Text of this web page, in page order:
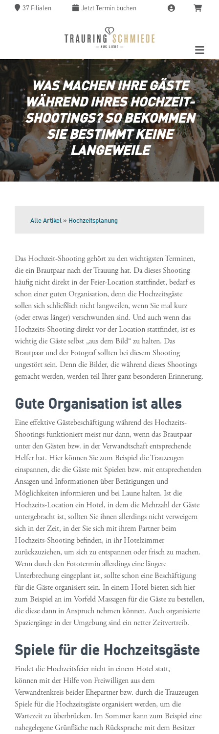
37 Filialen JetztTermin buchen
WAS MACHEN IHRE GÄSTE
WÄHREND IHRES HOCHZEIT-
SHOOTINGS? SO BEKOMMEN
SIE BESTIMMT KEINE
LANGEWEILE
Alle Artikel » Hochzeitsplanung
Das Hochzeit-Shooting gehört zu den wichtigsten Terminen,
die ein Brautpaar nach der Trauung hat. Da dieses Shooting
häufig nicht direkt in der Feier-Location stattfindet, bedarf es
schon einer guten Organisation, denn die Hochzeitsgäste
sollen sich schließlich nicht langweilen, wenn Sie mal kurz
(oder etwas länger) verschwunden sind. Und auch wenn das
Hochzeits-Shooting direkt vor der Location stattfindet, ist es
wichtig die Gäste selbst „aus dem Bild“ zu halten. Das
Brautpaar und der Fotograf sollten bei diesem Shooting
ungestört sein. Denn die Bilder, die während dieses Shootings
gemacht werden, werden teil Ihrer ganz besonderen Erinnerung.
Gute Organisation ist alles
Eine effektive Gästebeschäftigung während des Hochzeits-
Shootings funktioniert meist nur dann, wenn das Brautpaar
unter den Gästen bzw. in der Verwandtschaft entsprechende
Helfer hat. Hier können Sie zum Beispiel die Trauzeugen
einspannen, die die Gäste mit Spielen bzw. mit entsprechenden
Ansagen und Informationen über Betätigungen und
Möglichkeiten informieren und bei Laune halten. Ist die
Hochzeits-Location ein Hotel, in dem die Mehrzahl der Gäste
untergebracht ist, sollten Sie ihnen allerdings nicht verweigern
sich in der Zeit, in der Sie sich mit ihrem Partner beim
Hochzeits-Shooting befinden, in ihr Hotelzimmer
zurückzuziehen, um sich zu entspannen oder frisch zu machen.
Wenn durch den Fototermin allerdings eine längere
Unterbrechung eingeplant ist, sollte schon eine Beschäftigung
für die Gäste organisiert sein. In einem Hotel bieten sich hier
zum Beispiel an im Vorfeld Massagen für die Gäste zu bestellen,
die diese dann in Anspruch nehmen können. Auch organisierte
Spaziergänge in der Umgebung sind ein netter Zeitvertreib.
Spiele für die Hochzeitsgäste
Findet die Hochzeitsfeier nicht in einem Hotel statt,
können mit der Hilfe von Freiwilligen aus dem
Verwandtenkreis beider Ehepartner bzw. durch die Trauzeugen
Spiele für die Hochzeitsgäste organisiert werden, um die
Wartezeit zu überbrücken. Im Sommer kann zum Beispiel eine
nahegelegene Grünfläche nach Rücksprache mit dem Besitzer